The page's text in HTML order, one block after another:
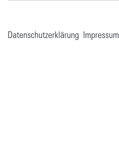
Datenschutzerklärung Impressum